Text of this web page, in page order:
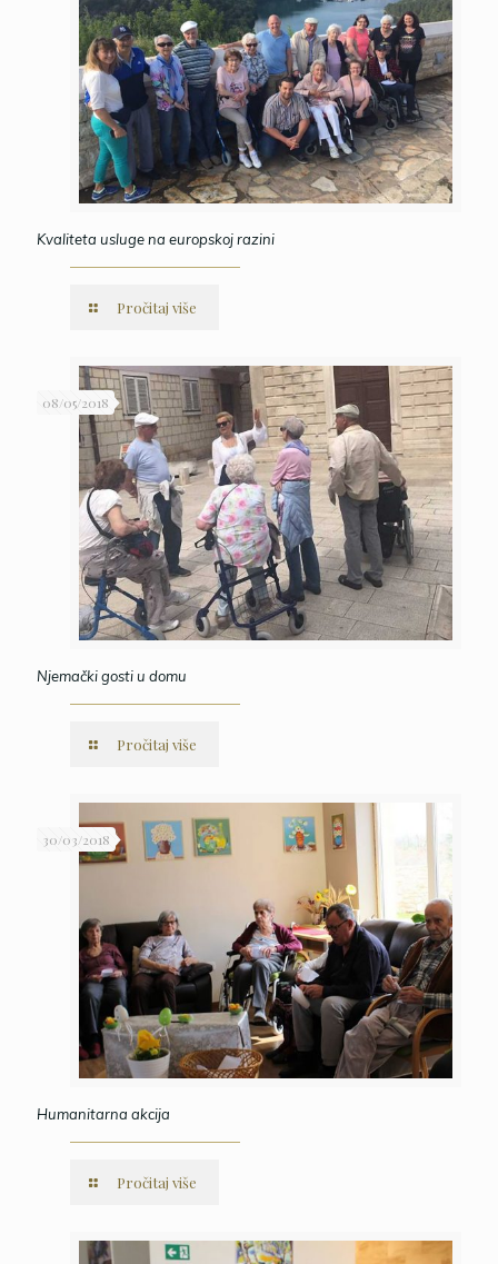
Kvaliteta usluge na europskoj razini
Pročitaj više
08/05/2018
Njemački gosti u domu
Pročitaj više
30/03/2018
Humanitarna akcija
Pročitaj više